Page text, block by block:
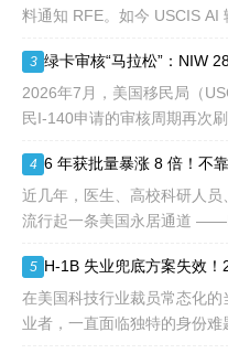
料通知 RFE。如今 USCIS AI
3
2026年7月，美国移民局（
民I-140申请的审核周期再次
说，这
4
近几年，医生、高校科研人
流行起一条美国永居通道 ——EB-
5
在美国科技行业裁员常态化
业者，一直面临独特的身份难